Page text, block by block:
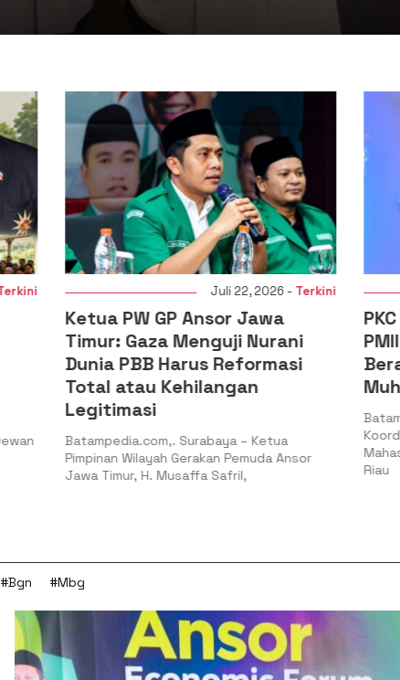
Juli 22, 2026 -Terkini
Ketua PW GP Ansor Jawa
Timur: Gaza Menguji Nurani
Dunia PBB Harus Reformasi
Total atau Kehilangan
Legitimasi
Batampedia.com,. Surabaya – Ketua
Pimpinan Wilayah Gerakan Pemuda Ansor
Jawa Timur, H. Musaffa Safril,
PKC
PMII
Berada
Koordinator
Mahasiswa
#Bgn #Mbg